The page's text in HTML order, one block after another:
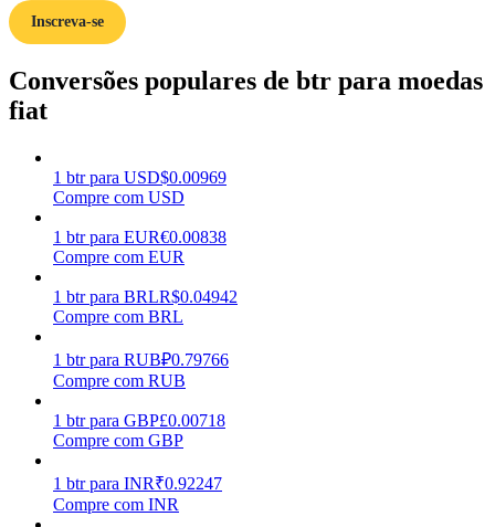
Ganhar
Ganhe recompensas competitivas diariamente
Inscreva-se
Conversões populares de btr para moedas
fiat
1 btr para USD$0.00969
Compre com USD
1 btr para EUR€0.00838
Compre com EUR
1 btr para BRLR$0.04942
Compre com BRL
1 btr para RUB₽0.79766
Compre com RUB
1 btr para GBP£0.00718
Compre com GBP
1 btr para INR₹0.92247
Compre com INR